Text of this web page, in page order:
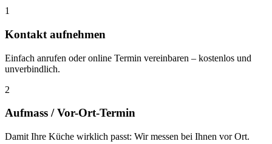
1
Kontakt aufnehmen
Einfach anrufen oder online Termin vereinbaren – kostenlos und
unverbindlich.
2
Aufmass / Vor-Ort-Termin
Damit Ihre Küche wirklich passt: Wir messen bei Ihnen vor Ort.